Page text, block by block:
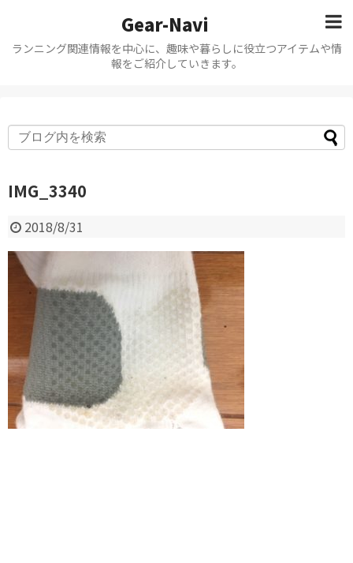
Gear-Navi
ランニング関連情報を中心に、趣味や暮らしに役立つアイテムや情
報をご紹介していきます。
IMG_3340
2018/8/31